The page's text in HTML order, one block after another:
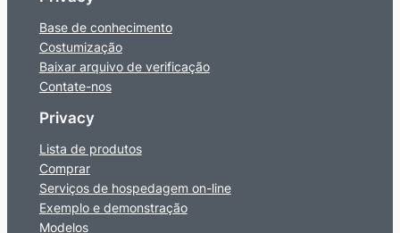
Base de conhecimento
Costumização
Baixar arquivo de verificação
Contate-nos
Privacy
Lista de produtos
Comprar
Serviços de hospedagem on-line
Exemplo e demonstração
Modelos